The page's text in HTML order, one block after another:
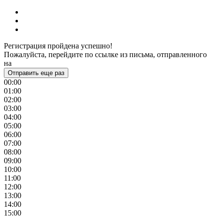
Регистрация пройдена успешно!
Пожалуйста, перейдите по ссылке из письма, отправленного
на
Отправить еще раз
00:00
01:00
02:00
03:00
04:00
05:00
06:00
07:00
08:00
09:00
10:00
11:00
12:00
13:00
14:00
15:00